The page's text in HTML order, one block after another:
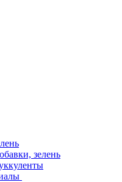
зелень